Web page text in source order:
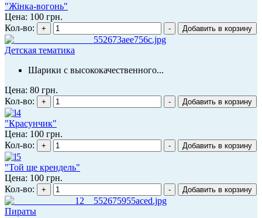
"Жінка-вогонь"
Цена: 100 грн.
Кол-во:
Детская тематика
Шарики с высококачественного...
Цена: 80 грн.
Кол-во:
"Красунчик"
Цена: 100 грн.
Кол-во:
"Той ще крендель"
Цена: 100 грн.
Кол-во:
Пираты